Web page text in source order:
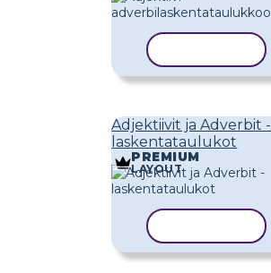
Adjektiivit ja Adverbit -
laskentataulukot
PREMIUM
LAYOUT